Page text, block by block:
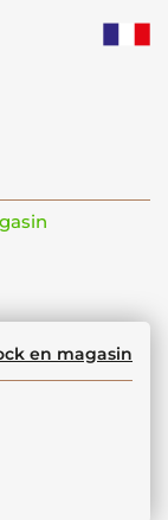
en magasin